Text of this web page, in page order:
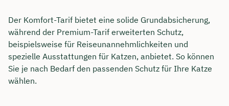
Der Komfort-Tarif bietet eine solide Grundabsicherung,
während der Premium-Tarif erweiterten Schutz,
beispielsweise für Reiseunannehmlichkeiten und
spezielle Ausstattungen für Katzen, anbietet. So können
Sie je nach Bedarf den passenden Schutz für Ihre Katze
wählen.